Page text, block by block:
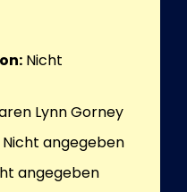
Nicht
Lynn Gorney
Nicht angegeben
angegeben